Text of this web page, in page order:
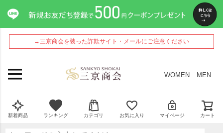
→三京商会を装った詐欺サイト・メールにご注意ください
WOMEN MEN
新着商品 ランキング カテゴリ お気に入り マイページ カート